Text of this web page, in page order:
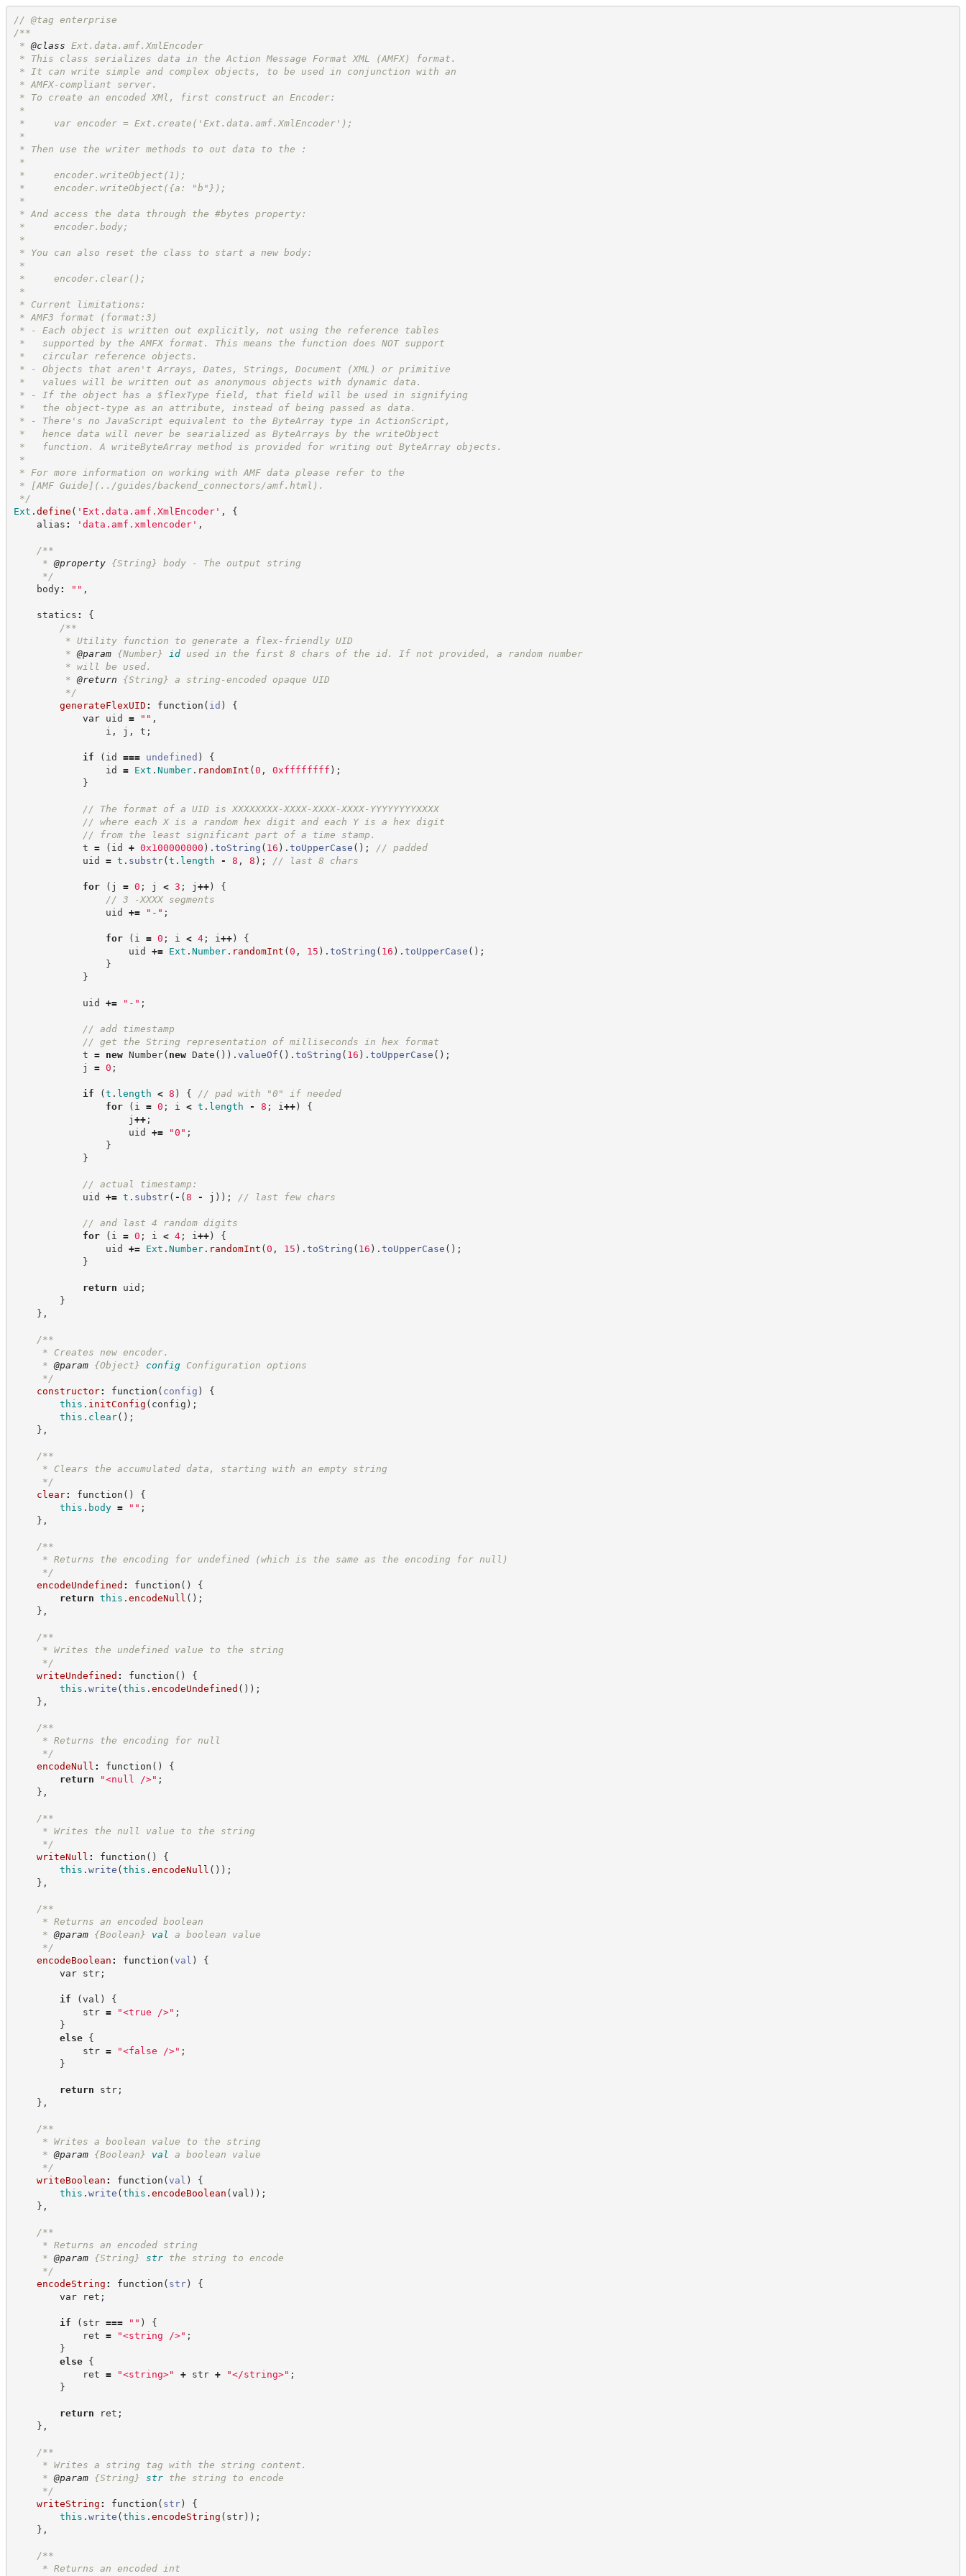
// @tag enterprise
/**
* @class Ext.data.amf.XmlEncoder
* This class serializes data in the Action Message Format XML (AMFX) format.
* It can write simple and complex objects, to be used in conjunction with an
* AMFX-compliant server.
* To create an encoded XMl, first construct an Encoder:
*
*     var encoder = Ext.create('Ext.data.amf.XmlEncoder');
*
* Then use the writer methods to out data to the :
*
*     encoder.writeObject(1);
*     encoder.writeObject({a: "b"});
*
* And access the data through the #bytes property:
*     encoder.body;
*
* You can also reset the class to start a new body:
*
*     encoder.clear();
*
* Current limitations:
* AMF3 format (format:3)
* - Each object is written out explicitly, not using the reference tables
*   supported by the AMFX format. This means the function does NOT support
*   circular reference objects.
* - Objects that aren't Arrays, Dates, Strings, Document (XML) or primitive
*   values will be written out as anonymous objects with dynamic data.
* - If the object has a $flexType field, that field will be used in signifying
*   the object-type as an attribute, instead of being passed as data.
* - There's no JavaScript equivalent to the ByteArray type in ActionScript,
*   hence data will never be searialized as ByteArrays by the writeObject
*   function. A writeByteArray method is provided for writing out ByteArray objects.
*
* For more information on working with AMF data please refer to the
* [AMF Guide](../guides/backend_connectors/amf.html).
*/
Ext . define ( ' Ext.data.amf.XmlEncoder' ,
{
alias : ' data.amf.xmlencoder' ,
/**
* @property {String}
body - The output string
*/
body: " " ,
statics :
{
/**
* Utility function to generate a flex-friendly UID
* @param {Number} id
used in the first 8 chars of the id. If not provided, a random number
* will be used.
* @return {String}
a string-encoded opaque UID
*/
generateFlexUID : function ( id )
{
var uid = " " ,
i , j , t ;
if ( id === undefined )
{
id = Ext . Number. randomInt (0 , 0xffffffff ) ;
}
// The format of a UID is XXXXXXXX-XXXX-XXXX-XXXX-YYYYYYYYXXXX
// where each X is a random hex digit and each Y is a hex digit
// from the least significant part of a time stamp.
t = ( id + 0x100000000 ) . toString ( 16 ) . toUpperCase ( ) ; // padded
uid = t . substr(t . length - 8 , 8 ) ; // last 8 chars
for ( j = 0 ; j < 3 ; j ++)
{
// 3 -XXXX segments
uid += " - " ;
for ( i = 0 ; i < 4; i ++)
{
uid += Ext . Number. randomInt (0 , 15 ) . toString ( 16 ) . toUpperCase ( ) ;
}
}
uid += " - " ;
// add timestamp
// get the String representation of milliseconds in hex format
t = new Number( new Date ( ) ) . valueOf ( ) . toString ( 16 ) . toUpperCase ( ) ;
j = 0 ;
if (t . length < 8 ) { // pad with "0" if needed
for
( i = 0 ; i < t . length - 8 ; i ++)
{
j ++;
uid += "0 " ;
}
}
// actual timestamp:
uid += t . substr( - (8 - j ) ) ; // last few chars
// and last 4 random digits
for
( i = 0 ; i < 4; i ++)
{
uid += Ext . Number. randomInt (0 , 15 ) . toString ( 16 ) . toUpperCase ( ) ;
}
return uid ;
}
} ,
/**
* Creates new encoder.
* @param {Object} config Configuration options
*/
constructor: function ( config )
{
this . initConfig ( config ) ;
this . clear( ) ;
} ,
/**
* Clears the accumulated data, starting with an empty string
*/
clear: function ( )
{
this . body = " " ;
} ,
/**
* Returns the encoding for undefined (which is the same as the encoding for null)
*/
encodeUndefined : function ( )
{
return this . encodeNull ( ) ;
} ,
/**
* Writes the undefined value to the string
*/
writeUndefined : function ( )
{
this . write (this . encodeUndefined ( ) ) ;
} ,
/**
* Returns the encoding for null
*/
encodeNull : function ( )
{
return
"<null />" ;
} ,
/**
* Writes the null value to the string
*/
writeNull : function ( )
{
this . write (this . encodeNull ( ) ) ;
} ,
/**
* Returns an encoded boolean
* @param {Boolean} val
a boolean value
*/
encodeBoolean : function (val )
{
var str;
if (val )
{
str = "<true />" ;
}
else
{
str = "<false />" ;
}
return str;
} ,
/**
* Writes a boolean value to the string
* @param {Boolean} val
a boolean value
*/
writeBoolean : function (val )
{
this . write (this . encodeBoolean (val ) ) ;
} ,
/**
* Returns an encoded string
* @param {String} str
the string to encode
*/
encodeString : function ( str)
{
var ret ;
if ( str === " " )
{
ret = "<string />" ;
}
else
{
ret = "<string>" + str + "</string>" ;
}
return ret ;
} ,
/**
* Writes a string tag with the string content.
* @param {String} str
the string to encode
*/
writeString : function ( str)
{
this . write (this . encodeString ( str) ) ;
} ,
/**
* Returns an encoded int